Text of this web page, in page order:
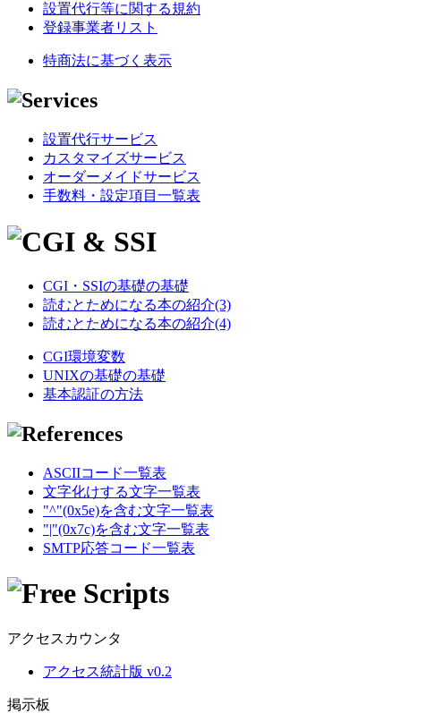
設置代行等に関する規約
登録事業者リスト
特商法に基づく表示
設置代行サービス
カスタマイズサービス
オーダーメイドサービス
手数料・設定項目一覧表
CGI・SSIの基礎の基礎
読むとためになる本の紹介(3)
読むとためになる本の紹介(4)
CGI環境変数
UNIXの基礎の基礎
基本認証の方法
ASCIIコード一覧表
文字化けする文字一覧表
"^"(0x5e)を含む文字一覧表
"|"(0x7c)を含む文字一覧表
SMTP応答コード一覧表
アクセスカウンタ
アクセス統計版 v0.2
掲示板